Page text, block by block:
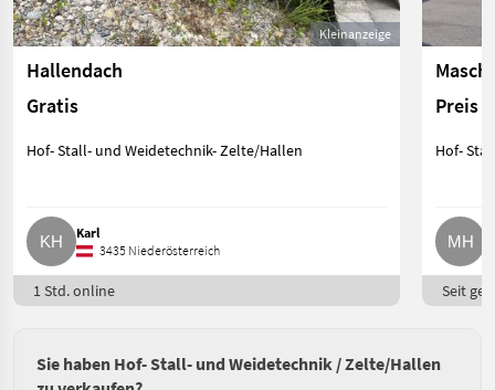
Kleinanzeige
Hallendach
Gratis
Hof- Stall- und Weidetechnik- Zelte/Hallen
Karl
3435 Niederösterreich
1 Std. online
Preis
Hof-
Seit
Sie haben Hof- Stall- und Weidetechnik / Zelte/Hallen